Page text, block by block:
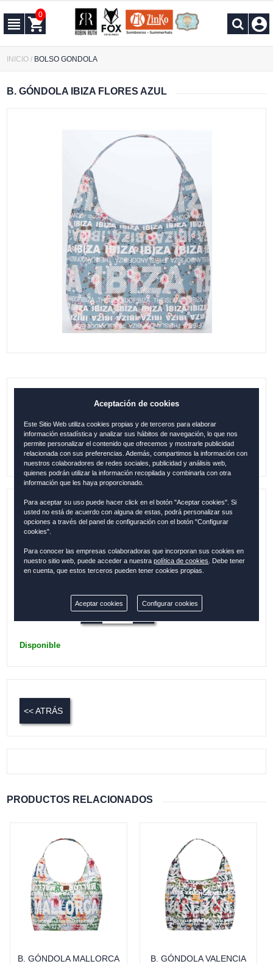
0
INICIO / BOLSO GONDOLA
B. GÓNDOLA IBIZA FLORES AZUL
B. GÓNDOLA IBIZA FLORES AZUL
24.95€
Referencia: IBI015
Bolsillos interiores
Disponible
<< ATRÁS
PRODUCTOS RELACIONADOS
B. GÓNDOLA MALLORCA
B. GÓNDOLA VALENCIA
Aceptación de cookies
Este Sitio Web utiliza cookies propias y de terceros para elaborar
información estadística y analizar sus hábitos de navegación, lo que nos
permite personalizar el contenido que ofrecemos y mostrarle publicidad
relacionada con sus preferencias. Además, compartimos la información con
nuestros colaboradores de redes sociales, publicidad y análisis web,
quienes podrán utilizar la información recopilada y combinarla con otra
información que les haya proporcionado.
Para aceptar su uso puede hacer click en el botón "Aceptar cookies". Si
usted no está de acuerdo con alguna de estas, podrá personalizar sus
opciones a través del panel de configuración con el botón "Configurar
cookies".
Para conocer las empresas colaboradoras que incorporan sus cookies en
nuestro sitio web, puede acceder a nuestrapolítica de cookies
. Debe tener
en cuenta, que estos terceros pueden tener cookies propias.
Aceptar cookies Configurar cookies